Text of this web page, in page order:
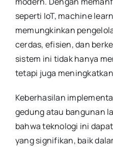
seperti IoT, machine
memungkinkan
cerdas, efisien, dan
sistem ini tidak hanya
tetapi juga
Keberhasilan
gedung atau bangunan
bahwa teknologi ini
yang signifikan, baik